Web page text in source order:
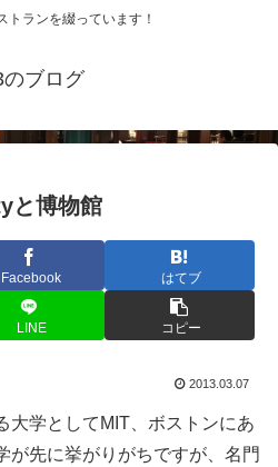
トランを綴っています！
のブログ
と博物館
Facebook はてブ
LINE コピー
2013.03.07
大学としてMIT、ボストンにあ
が先に挙がりがちですが、名門